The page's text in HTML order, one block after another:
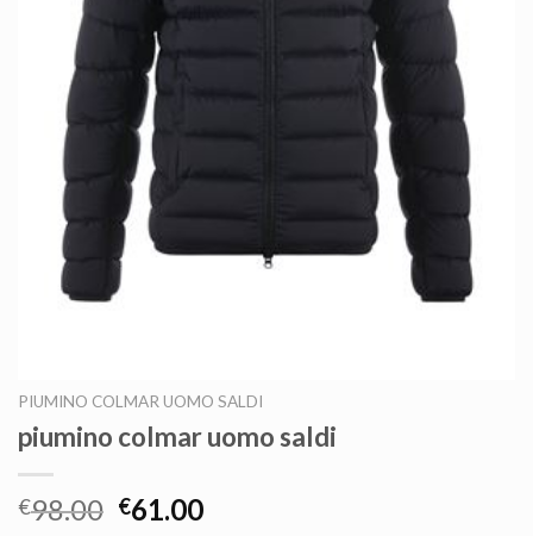
PIUMINO COLMAR UOMO SALDI
piumino colmar uomo saldi
€98.00 €61.00